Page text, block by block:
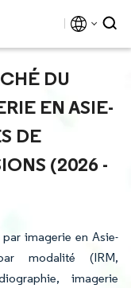
DU
EN ASIE-
DE
(2026 -
imagerie en Asie-
modalité (IRM,
imagerie